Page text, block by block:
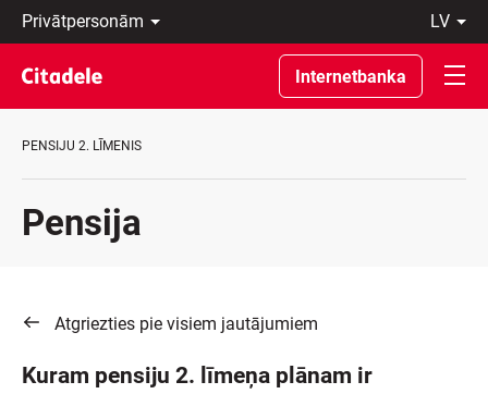
Privātpersonām
Uzņēmumiem
Private
Banking
Par
C
lv
Latviski
По-
русски
In
Internetbanka
PENSIJU 2. LĪMENIS
Pensija
Atgriezties pie visiem jautājumiem
Kuram pensiju 2. līmeņa plānam ir